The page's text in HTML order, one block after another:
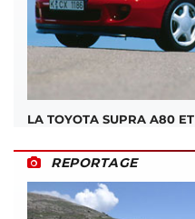
LA TOYOTA SUPRA A80
REPORTAGE